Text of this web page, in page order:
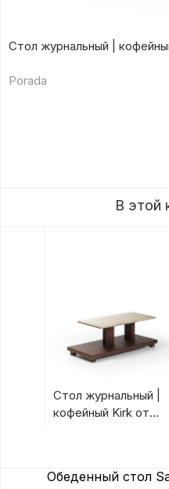
Стол журнальный |
Porada
В этой
Стол журнальный |
кофейный Kirk от
Обеденный стол